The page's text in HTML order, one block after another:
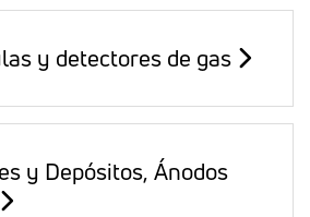
y detectores de gas
y Depósitos, Ánodos